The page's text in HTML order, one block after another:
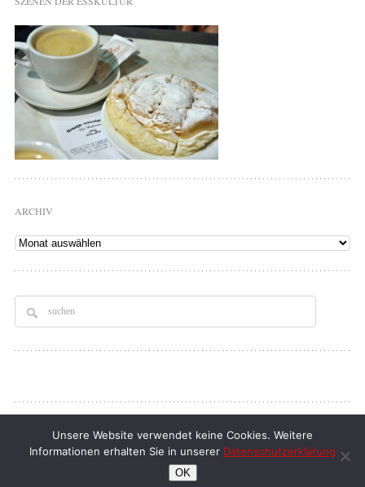
ARCHIV
Archiv
Copyright © 2026Tellerrand. All rights Reserved.
klaus d. doll| full service webdesign
Unsere Website verwendet keine Cookies. Weitere
Informationen erhalten Sie in unserer Datenschutzerklärung
OK